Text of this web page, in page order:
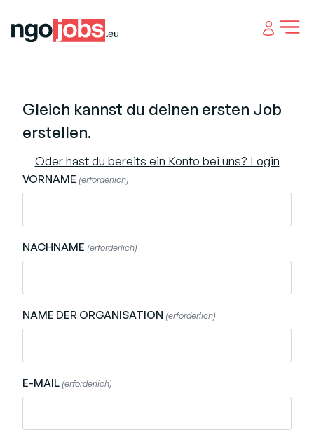
Open
Gleich kannst du deinen ersten Job
erstellen.
Oder hast du bereits ein Konto bei uns? Login
VORNAME (erforderlich)
NACHNAME (erforderlich)
NAME DER ORGANISATION (erforderlich)
E-MAIL (erforderlich)